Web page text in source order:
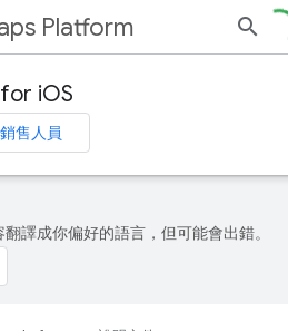
Platform
iOS
售人員
譯成你偏好的語言，但可能會出錯。